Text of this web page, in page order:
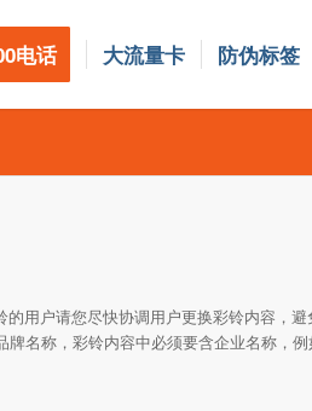
电话 大流量卡 防伪标签
用户请您尽快协调用户更换彩铃内容，避
名称，彩铃内容中必须要含企业名称，